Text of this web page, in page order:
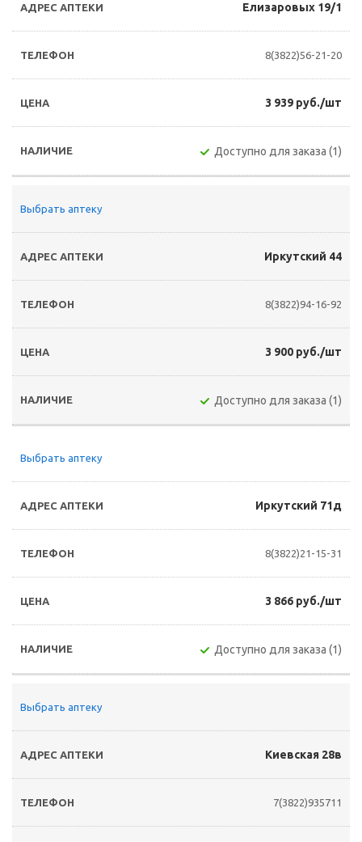
Елизаровых 19/1
8(3822)56-21-20
3 939 руб./шт
Доступно для заказа (1)
Выбрать аптеку
Иркутский 44
8(3822)94-16-92
3 900 руб./шт
Доступно для заказа (1)
Выбрать аптеку
Иркутский 71д
8(3822)21-15-31
3 866 руб./шт
Доступно для заказа (1)
Выбрать аптеку
Киевская 28в
7(3822)935711